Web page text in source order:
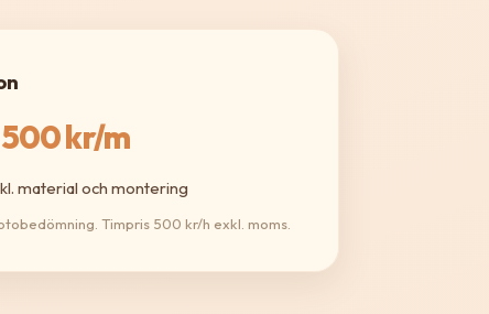
kr/m
material och montering
Timpris 500 kr/h exkl. moms.